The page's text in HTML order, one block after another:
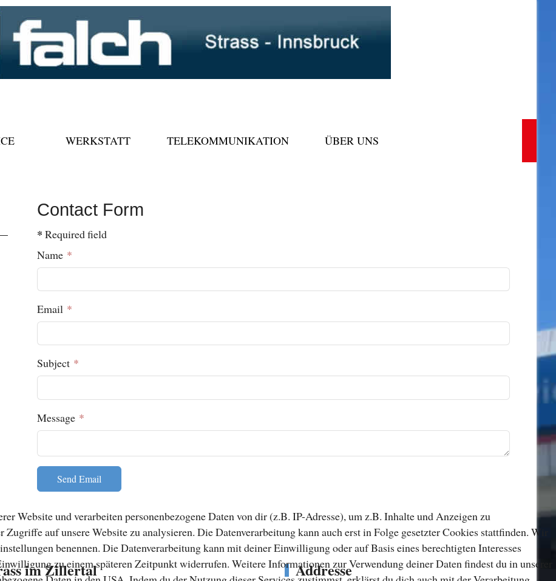
WERKSTATT TELEKOMMUNIKATION ÜBER UNS
Contact Form
* Required field
Name *
Email *
Subject *
Message *
Send Email
im Zillertal Addresse
Website und verarbeiten personenbezogene Daten von dir (z.B. IP-Adresse), um z.B. Inhalte und Anzeigen zu
auf unsere Website zu analysieren. Die Datenverarbeitung kann auch erst in Folge gesetzter Cookies stattfinden. Wir
benennen. Die Datenverarbeitung kann mit deiner Einwilligung oder auf Basis eines berechtigten Interesses
zu einem späteren Zeitpunkt widerrufen. Weitere Informationen zur Verwendung deiner Daten findest du in unserer